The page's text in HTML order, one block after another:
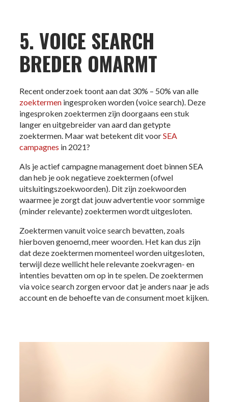
5. VOICE SEARCH
BREDER OMARMT
Recent onderzoek toont aan dat 30% – 50% van alle
zoektermeningesproken worden (voice search). Deze
ingesproken zoektermen zijn doorgaans een stuk
langer en uitgebreider van aard dan getypte
zoektermen. Maar wat betekent dit voorSEA
campagnes in 2021?
Als je actief campagne management doet binnen SEA
dan heb je ook negatieve zoektermen (ofwel
uitsluitingszoekwoorden). Dit zijn zoekwoorden
waarmee je zorgt dat jouw advertentie voor sommige
(minder relevante) zoektermen wordt uitgesloten.
Zoektermen vanuit voice search bevatten, zoals
hierboven genoemd, meer woorden. Het kan dus zijn
dat deze zoektermen momenteel worden uitgesloten,
terwijl deze wellicht hele relevante zoekvragen- en
intenties bevatten om op in te spelen. De zoektermen
via voice search zorgen ervoor dat je anders naar je ads
account en de behoefte van de consument moet kijken.